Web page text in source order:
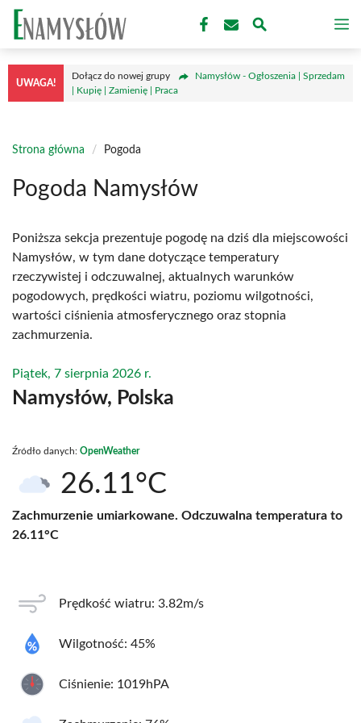
Przejdź
treści
UWAGA!
Dołącz do nowej grupy
Namysłów - Ogłoszenia | Sprzedam
| Kupię | Zamienię | Praca
Strona główna / Pogoda
Pogoda Namysłów
Poniższa sekcja prezentuje pogodę na dziś dla miejscowości
Namysłów, w tym dane dotyczące temperatury
rzeczywistej i odczuwalnej, aktualnych warunków
pogodowych, prędkości wiatru, poziomu wilgotności,
wartości ciśnienia atmosferycznego oraz stopnia
zachmurzenia.
Piątek, 7 sierpnia 2026 r.
Namysłów, Polska
Źródło danych: OpenWeather
26.11°C
Zachmurzenie umiarkowane. Odczuwalna temperatura to
26.11°C
Prędkość wiatru: 3.82m/s
Wilgotność: 45%
Ciśnienie: 1019hPA